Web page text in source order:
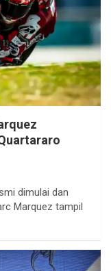
dimulai dan
Marquez tampil